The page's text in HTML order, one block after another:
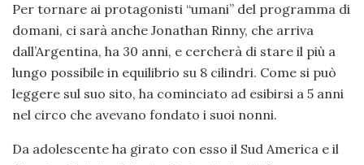
Per tornare ai protagonisti “umani” del programma di
domani, ci sarà anche Jonathan Rinny, che arriva
dall’Argentina, ha 30 anni, e cercherà di stare il più a
lungo possibile in equilibrio su 8 cilindri. Come si può
leggere sul suo sito, ha cominciato ad esibirsi a 5 anni
nel circo che avevano fondato i suoi nonni.
Da adolescente ha girato con esso il Sud America e il